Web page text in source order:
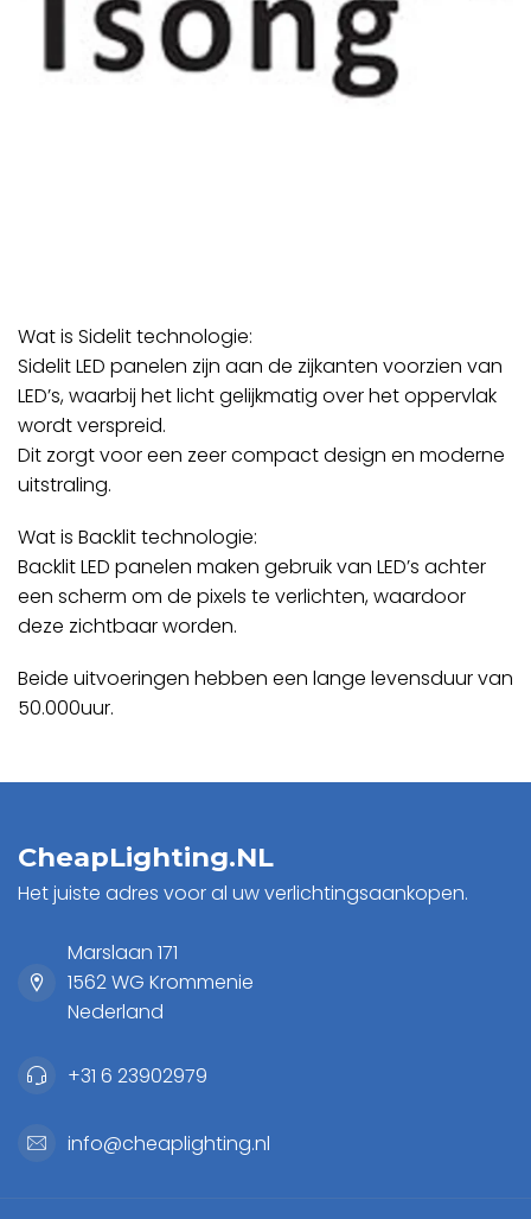
Wat is Sidelit technologie:
Sidelit LED panelen zijn aan de zijkanten voorzien van
LED’s, waarbij het licht gelijkmatig over het oppervlak
wordt verspreid.
Dit zorgt voor een zeer compact design en moderne
uitstraling.
Wat is Backlit technologie:
Backlit LED panelen maken gebruik van LED’s achter
een scherm om de pixels te verlichten, waardoor
deze zichtbaar worden.
Beide uitvoeringen hebben een lange levensduur van
50.000uur.
CheapLighting.NL
Het juiste adres voor al uw verlichtingsaankopen.
Marslaan 171
1562 WG Krommenie
Nederland
+31 6 23902979
info@cheaplighting.nl